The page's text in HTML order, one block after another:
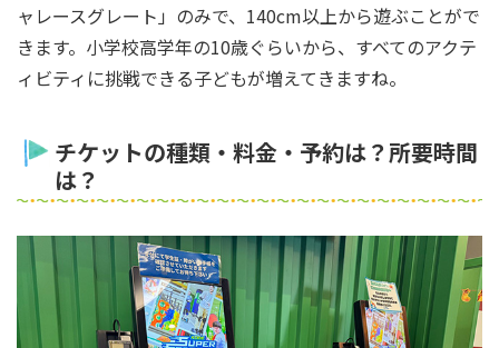
ャレースグレート」のみで、140cm以上から遊ぶことがで
きます。小学校高学年の10歳ぐらいから、すべてのアクテ
ィビティに挑戦できる子どもが増えてきますね。
チケットの種類・料金・予約は？所要時間
は？